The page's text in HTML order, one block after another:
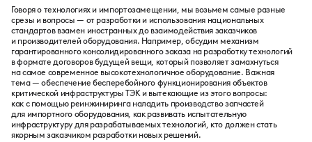
Говоря о технологиях и импортозамещении, мы возьмем самые разные
срезы и вопросы — от разработки и использования национальных
стандартов взамен иностранных до взаимодействия заказчиков
и производителей оборудования. Например, обсудим механизм
гарантированного консолидированного заказа на разработку технологий
в формате договоров будущей вещи, который позволяет замахнуться
на самое современное высокотехнологичное оборудование. Важная
тема — обеспечение бесперебойного функционирования объектов
критической инфраструктуры ТЭК и вытекающие из этого вопросы:
как с помощью реинжиниринга наладить производство запчастей
для импортного оборудования, как развивать испытательную
инфраструктуру для разрабатываемых технологий, кто должен стать
якорным заказчиком разработки новых решений.